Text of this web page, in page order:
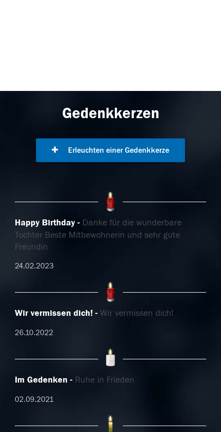
Gedenkkerzen
Erleuchten einer Gedenkkerze
Happy Birthday
Danke für die wunderbare
Tochter Beste Mitbewohnerin und sehr gute
Freundin
24.02.2023
Wir vermissen dich! Wir vermissen dich!
26.10.2022
Im Gedenken Ruhe in Frieden
02.09.2021